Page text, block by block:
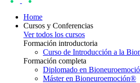
Home
Cursos y Conferencias
Ver todos los cursos
Formación introductoria
Curso de Introducción a la
Formación completa
Diplomado en
Máster en Bioneuroemoción®